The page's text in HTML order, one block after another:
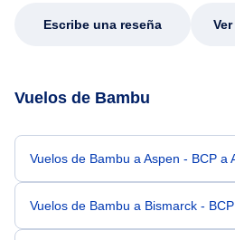
Escribe una reseña
Vuelos de Bambu
Vuelos de Bambu a Aspen - BCP a
Vuelos de Bambu a Bismarck -